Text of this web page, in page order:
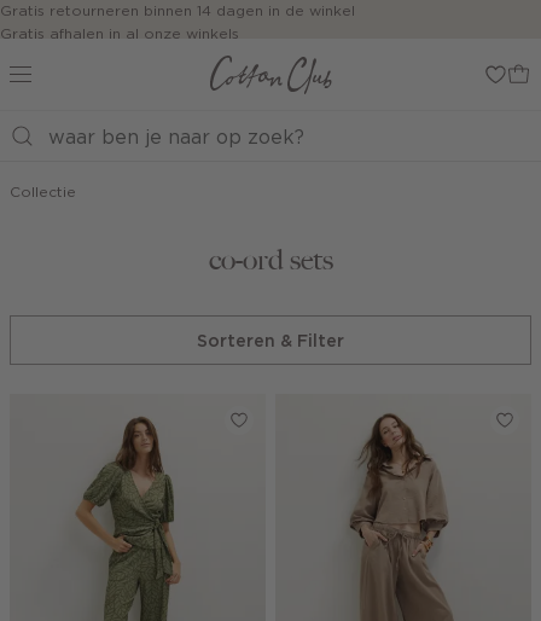
Navigeer
direct naar
hoofdinhoud
zoekbalk
direct
Gratis retourneren binnen 14 dagen in de winkel
Gratis afhalen in al onze winkels
Jouw bestelling wordt binnen 1 tot 5 dagen bezorgd
Betaal zoals jij wilt: o.a. iDEAL | Wero, Riverty, Apple pay & creditcard
Collectie
co-ord sets
Sorteren & Filter